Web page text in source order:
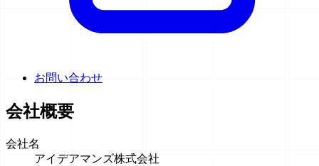
お問い合わせ
会社概要
会社名
アイデアマンズ株式会社